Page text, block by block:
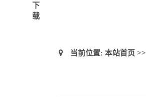
下
载
当前位置: 本站首页 >>